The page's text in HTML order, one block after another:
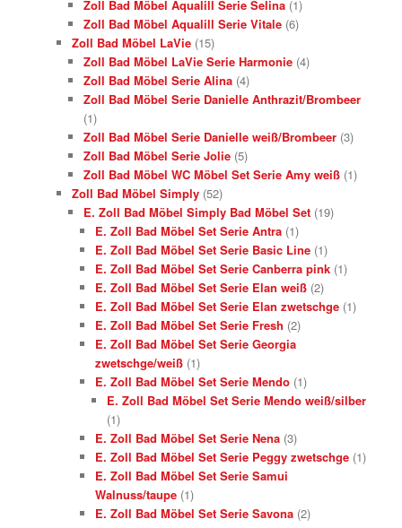
Zoll Bad Möbel Aqualill Serie Selina (1)
Zoll Bad Möbel Aqualill Serie Vitale (6)
Zoll Bad Möbel LaVie (15)
Zoll Bad Möbel LaVie Serie Harmonie (4)
Zoll Bad Möbel Serie Alina (4)
Zoll Bad Möbel Serie Danielle Anthrazit/Brombeer
(1)
Zoll Bad Möbel Serie Danielle weiß/Brombeer (3)
Zoll Bad Möbel Serie Jolie (5)
Zoll Bad Möbel WC Möbel Set Serie Amy weiß (1)
Zoll Bad Möbel Simply (52)
E. Zoll Bad Möbel Simply Bad Möbel Set (19)
E. Zoll Bad Möbel Set Serie Antra (1)
E. Zoll Bad Möbel Set Serie Basic Line (1)
E. Zoll Bad Möbel Set Serie Canberra pink (1)
E. Zoll Bad Möbel Set Serie Elan weiß (2)
E. Zoll Bad Möbel Set Serie Elan zwetschge (1)
E. Zoll Bad Möbel Set Serie Fresh (2)
E. Zoll Bad Möbel Set Serie Georgia
zwetschge/weiß (1)
E. Zoll Bad Möbel Set Serie Mendo (1)
E. Zoll Bad Möbel Set Serie Mendo weiß/silber
(1)
E. Zoll Bad Möbel Set Serie Nena (3)
E. Zoll Bad Möbel Set Serie Peggy zwetschge (1)
E. Zoll Bad Möbel Set Serie Samui
Walnuss/taupe (1)
E. Zoll Bad Möbel Set Serie Savona (2)